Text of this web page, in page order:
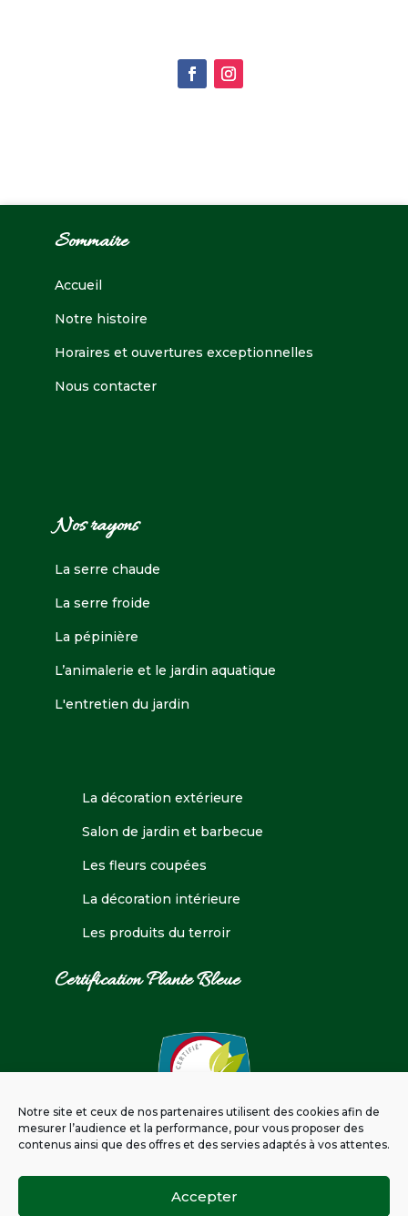
Notre site et ceux de nos partenaires utilisent des cookies afin de
mesurer l’audience et la performance, pour vous proposer des
contenus ainsi que des offres et des servies adaptés à vos attentes.
Accepter
Sommaire
Accueil
Notre histoire
Horaires et ouvertures exceptionnelles
Nous contacter
Nos rayons
La serre chaude
La serre froide
La pépinière
L’animalerie et le jardin aquatique
L'entretien du jardin
La décoration extérieure
Salon de jardin et barbecue
Les fleurs coupées
La décoration intérieure
Les produits du terroir
Certification Plante Bleue